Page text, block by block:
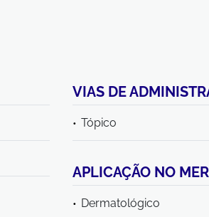
VIAS DE
Tópico
APLICAÇÃO NO
Dermatológico